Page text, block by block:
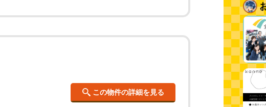
この物件の詳細を見る